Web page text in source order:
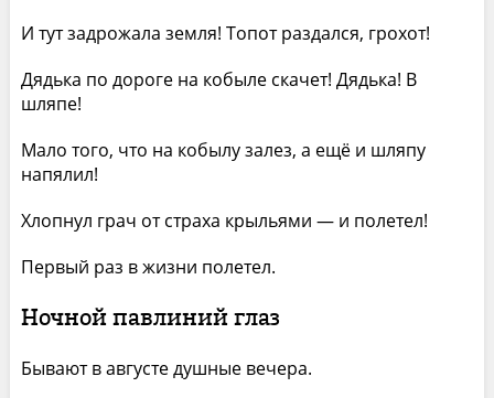
И тут задрожала земля! Топот раздался, грохот!
Дядька по дороге на кобыле скачет! Дядька! В
шляпе!
Мало того, что на кобылу залез, а ещё и шляпу
напялил!
Хлопнул грач от страха крыльями — и полетел!
Первый раз в жизни полетел.
Ночной павлиний глаз
Бывают в августе душные вечера.